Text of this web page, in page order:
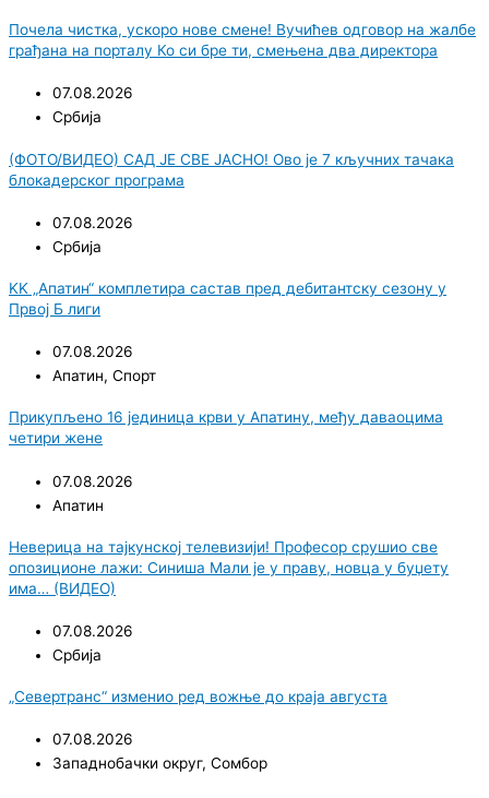
Почела чистка, ускоро нове смене! Вучићев одговор на жалбе
грађана на порталу Ко си бре ти, смењена два директора
07.08.2026
Србија
(ФОТО/ВИДЕО) САД ЈЕ СВЕ ЈАСНО! Ово је 7 кључних тачака
блокадерског програма
07.08.2026
Србија
KK „Апатин“ комплетира састав пред дебитантску сезону у
Првој Б лиги
07.08.2026
Апатин, Спорт
Прикупљено 16 јединица крви у Апатину, међу даваоцима
четири жене
07.08.2026
Апатин
Неверица на тајкунској телевизији! Професор срушио све
опозиционе лажи: Синиша Мали је у праву, новца у буџету
има… (ВИДЕО)
07.08.2026
Србија
„Севертранс“ изменио ред вожње до краја августа
07.08.2026
Западнобачки округ, Сомбор